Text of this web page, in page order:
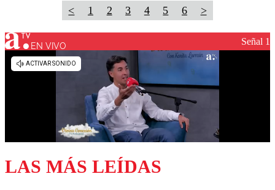
< 1 2 3 4 5 6 >
EN VIVO Señal 1
LAS MÁS LEÍDAS